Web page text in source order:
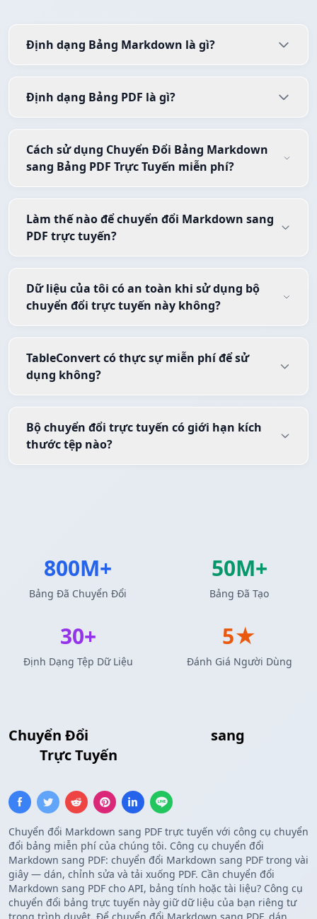
Chuyển Đổi sang
Trực Tuyến
Chuyển đổi Markdown sang PDF trực tuyến với công cụ chuyển
đổi bảng miễn phí của chúng tôi. Công cụ chuyển đổi
Markdown sang PDF: chuyển đổi Markdown sang PDF trong vài
giây — dán, chỉnh sửa và tải xuống PDF. Cần chuyển đổi
Markdown sang PDF cho API, bảng tính hoặc tài liệu? Công cụ
chuyển đổi bảng trực tuyến này giữ dữ liệu của bạn riêng tư
Định dạng Bảng Markdown là gì?
Định dạng Bảng PDF là gì?
Cách sử dụng Chuyển Đổi Bảng Markdown
sang Bảng PDF Trực Tuyến miễn phí?
Làm thế nào để chuyển đổi Markdown sang
PDF trực tuyến?
Dữ liệu của tôi có an toàn khi sử dụng bộ
chuyển đổi trực tuyến này không?
TableConvert có thực sự miễn phí để sử
dụng không?
Bộ chuyển đổi trực tuyến có giới hạn kích
thước tệp nào?
800M+
Bảng Đã Chuyển Đổi
50M+
Bảng Đã Tạo
30+
Định Dạng Tệp Dữ Liệu
5★
Đánh Giá Người Dùng